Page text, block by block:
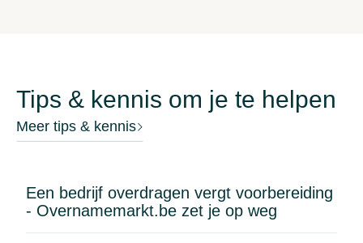
Tips & kennis om je te helpen
Meer tips & kennis
Een bedrijf overdragen vergt voorbereiding
- Overnamemarkt.be zet je op weg